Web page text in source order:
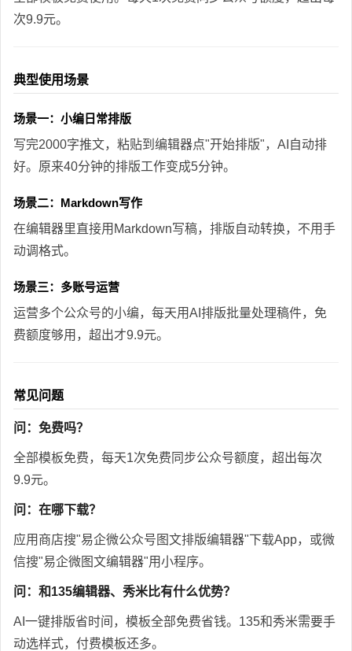
次9.9元。
典型使用场景
场景一：小编日常排版
写完2000字推文，粘贴到编辑器点"开始排版"，AI自动排
好。原来40分钟的排版工作变成5分钟。
场景二：Markdown写作
在编辑器里直接用Markdown写稿，排版自动转换，不用手
动调格式。
场景三：多账号运营
运营多个公众号的小编，每天用AI排版批量处理稿件，免
费额度够用，超出才9.9元。
常见问题
问：免费吗？
全部模板免费，每天1次免费同步公众号额度，超出每次
9.9元。
问：在哪下载？
应用商店搜"易企微公众号图文排版编辑器"下载App，或微
信搜"易企微图文编辑器"用小程序。
问：和135编辑器、秀米比有什么优势？
AI一键排版省时间，模板全部免费省钱。135和秀米需要手
动选样式，付费模板还多。